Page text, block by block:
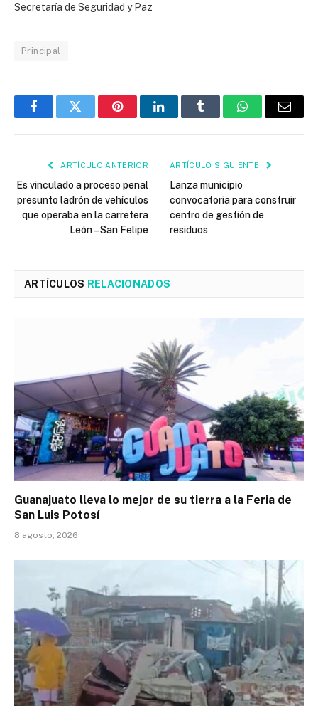
Secretaría de Seguridad y Paz
Principal
FacebookTwitter PinterestLinkedInTumblr WhatsAppEmail
ARTÍCULO ANTERIOR
Es vinculado a proceso penal
presunto ladrón de vehículos
que operaba en la carretera
León – San Felipe
ARTÍCULO SIGUIENTE
Lanza municipio
convocatoria para construir
centro de gestión de
residuos
ARTÍCULOS RELACIONADOS
Guanajuato lleva lo mejor de su tierra a la Feria de
San Luis Potosí
8 agosto, 2026